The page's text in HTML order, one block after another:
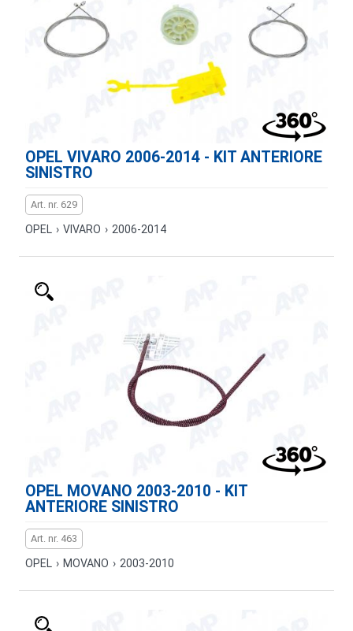
OPEL VIVARO 2006-2014 - KIT ANTERIORE
SINISTRO
Art. nr. 629
OPEL › VIVARO › 2006-2014
OPEL MOVANO 2003-2010 - KIT
ANTERIORE SINISTRO
Art. nr. 463
OPEL › MOVANO › 2003-2010